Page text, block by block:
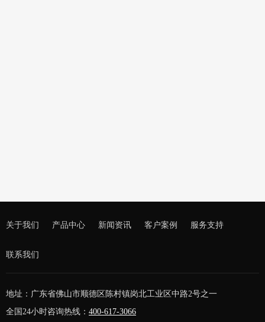
关于我们 产品中心 新闻资讯 客户案例 服务支持
联系我们
地址：广东省佛山市顺德区陈村镇岗北工业区中路2号之一
全国24小时咨询热线： 400-617-3066